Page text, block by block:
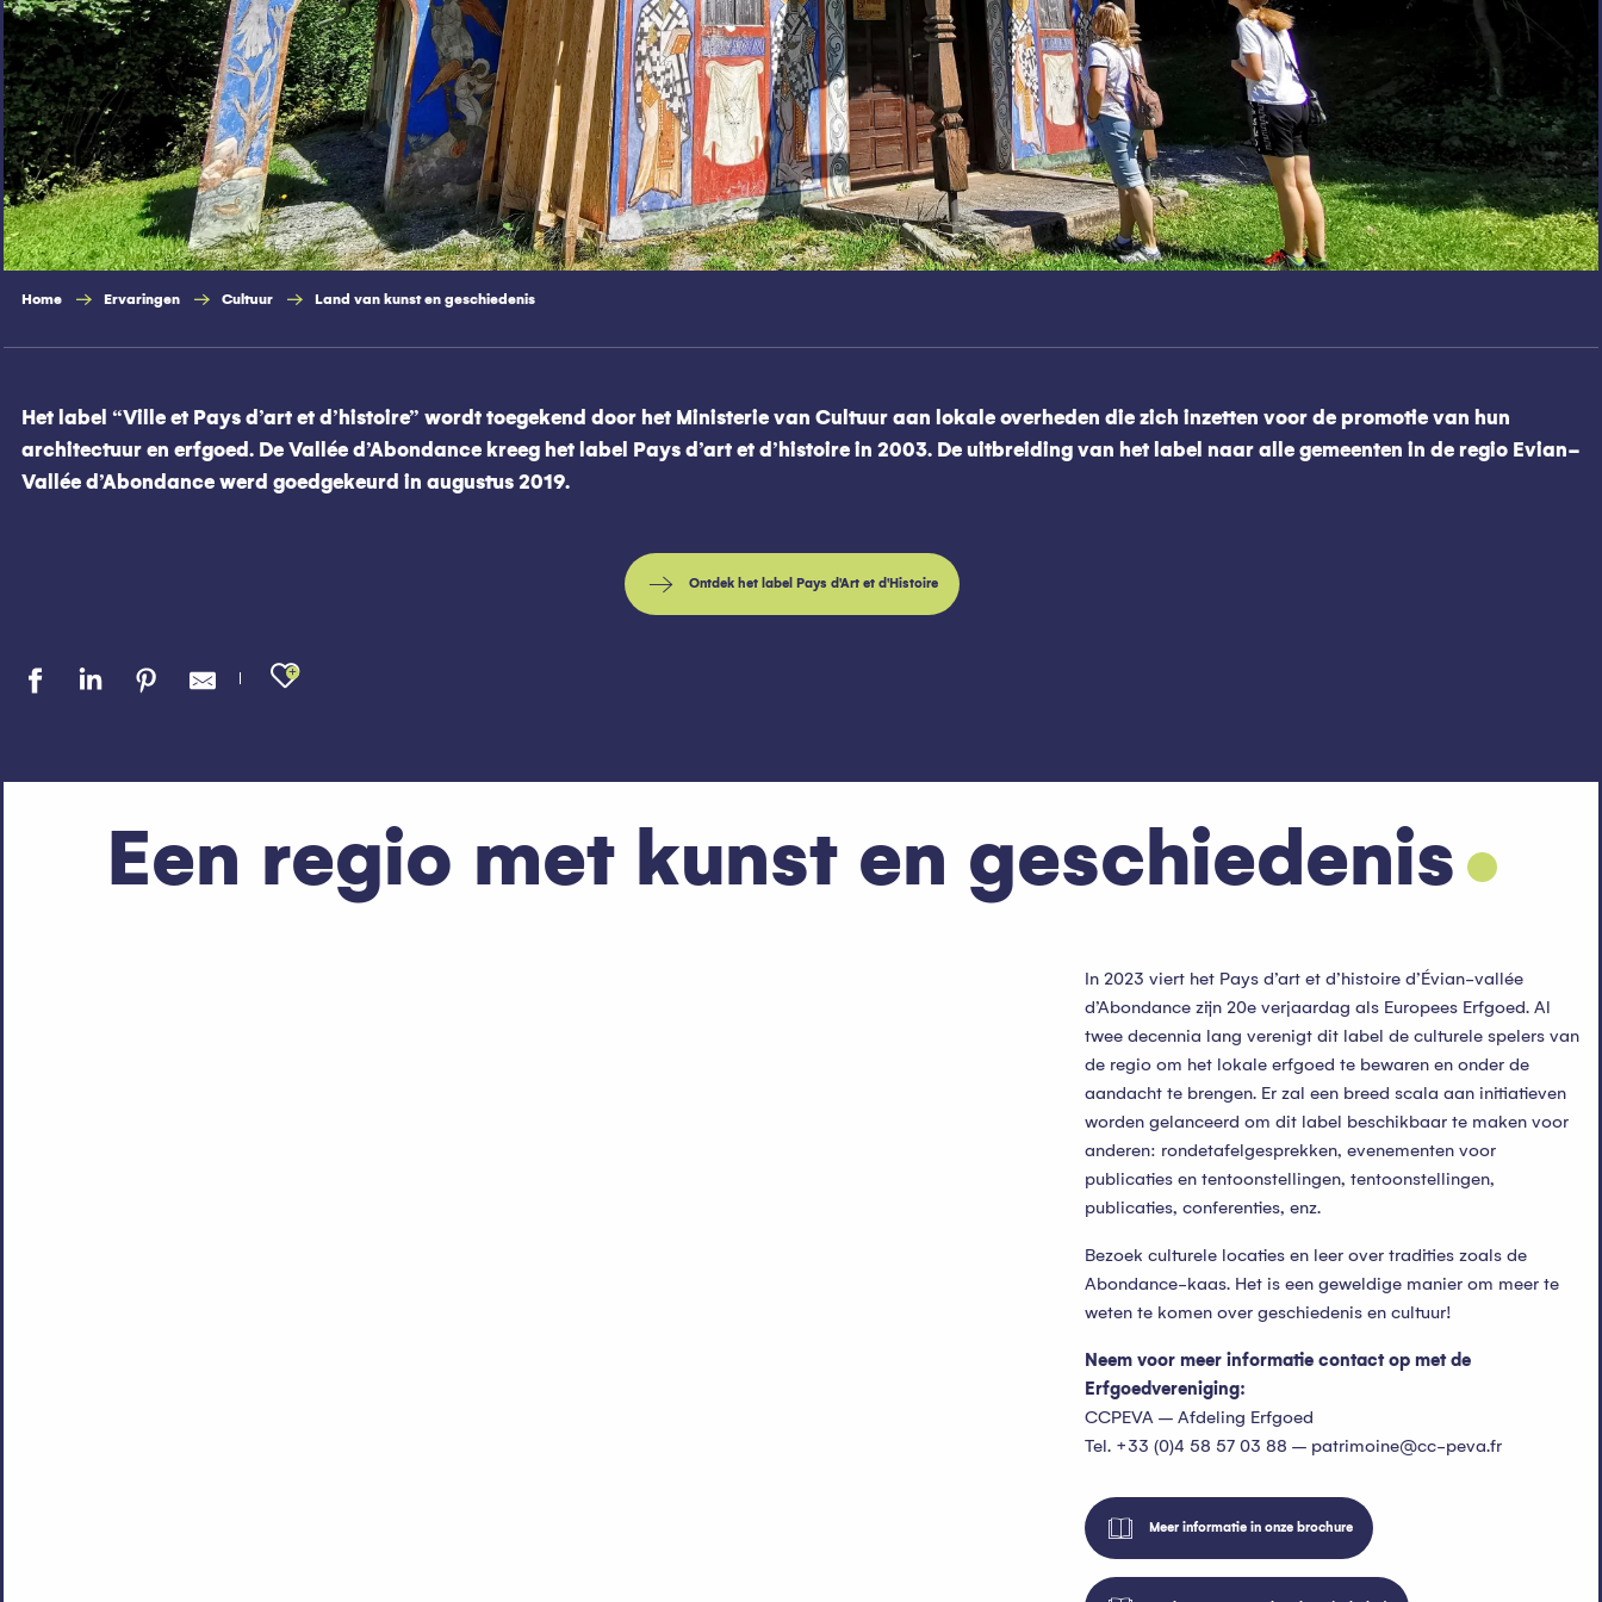
Home Ervaringen Cultuur Land van kunst en geschiedenis
Het label “Ville et Pays d’art et d’histoire” wordt toegekend door het Ministerie van Cultuur aan lokale overheden die zich inzetten voor de promotie van hun
architectuur en erfgoed. De Vallée d’Abondance kreeg het label Pays d’art et d’histoire in 2003. De uitbreiding van het label naar alle gemeenten in de regio Evian-
Vallée d’Abondance werd goedgekeurd in augustus 2019.
Ontdek het label Pays d'Art et d'Histoire
Ajouter aux favoris
Een regio met kunst en geschiedenis
In 2023 viert het Pays d’art et d’histoire d’Évian-vallée
d’Abondance zijn 20e verjaardag als Europees Erfgoed. Al
twee decennia lang verenigt dit label de culturele spelers van
de regio om het lokale erfgoed te bewaren en onder de
aandacht te brengen. Er zal een breed scala aan initiatieven
worden gelanceerd om dit label beschikbaar te maken voor
anderen: rondetafelgesprekken, evenementen voor
publicaties en tentoonstellingen, tentoonstellingen,
publicaties, conferenties, enz.
Bezoek culturele locaties en leer over tradities zoals de
Abondance-kaas. Het is een geweldige manier om meer te
weten te komen over geschiedenis en cultuur!
Neem voor meer informatie contact op met de
Erfgoedvereniging:
CCPEVA – Afdeling Erfgoed
Tel. +33 (0)4 58 57 03 88 – patrimoine@cc-peva.fr
Meer informatie in onze brochure